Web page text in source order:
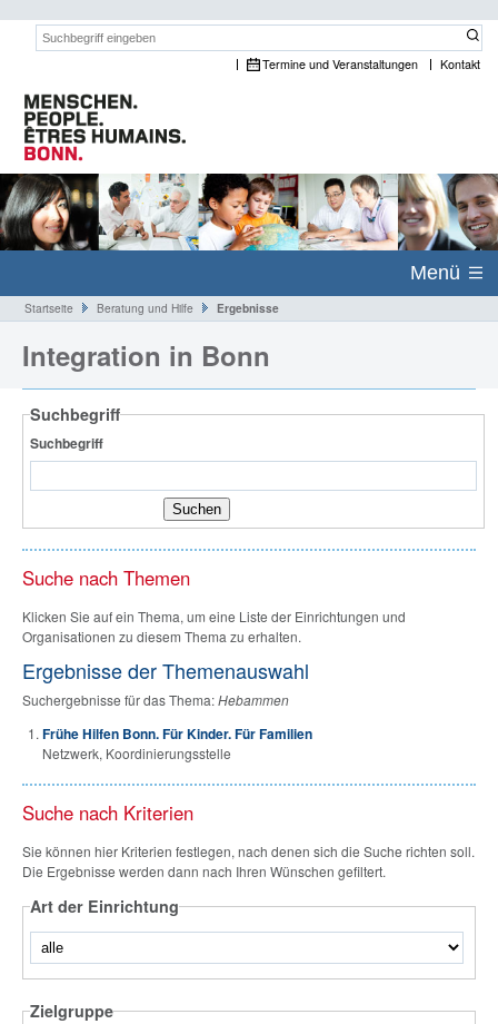
Suchwort:
Termine und Veranstaltungen Kontakt
Menü
Startseite Beratung und Hilfe Ergebnisse
Integration in Bonn
Suchbegriff
Suchbegriff
Suche nach Themen
Klicken Sie auf ein Thema, um eine Liste der Einrichtungen und
Organisationen zu diesem Thema zu erhalten.
Ergebnisse der Themenauswahl
Suchergebnisse für das Thema:Hebammen
Frühe Hilfen Bonn. Für Kinder. Für Familien
Netzwerk, Koordinierungsstelle
Suche nach Kriterien
Sie können hier Kriterien festlegen, nach denen sich die Suche richten soll.
Die Ergebnisse werden dann nach Ihren Wünschen gefiltert.
Art der Einrichtung
Zielgruppe